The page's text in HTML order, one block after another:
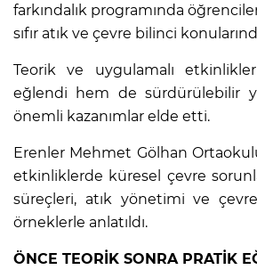
farkındalık programında
sıfır atık ve çevre bilinci
Teorik ve uygulamalı
eğlendi hem de sürdürülebilir
önemli kazanımlar elde etti.
Erenler Mehmet Gölhan
etkinliklerde küresel çevre
süreçleri, atık yönetimi ve
örneklerle anlatıldı.
ÖNCE TEORİK SONRA PRATİK